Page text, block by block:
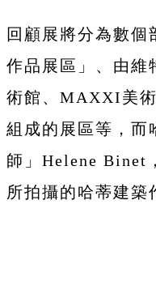
回顧展將分為數個
作品展區」、由維
術館、MAXXI美
組成的展區等，而
師」Helene Binet
所拍攝的哈蒂建築